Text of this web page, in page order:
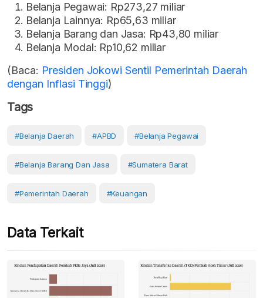
Belanja Pegawai: Rp273,27 miliar
Belanja Lainnya: Rp65,63 miliar
Belanja Barang dan Jasa: Rp43,80 miliar
Belanja Modal: Rp10,62 miliar
(Baca: Presiden Jokowi Sentil Pemerintah Daerah
dengan Inflasi Tinggi)
Tags
#belanja Daerah #APBD #Belanja Pegawai
#belanja Barang Dan Jasa #Sumatera Barat
#Pemerintah Daerah #Keuangan
Data Terkait